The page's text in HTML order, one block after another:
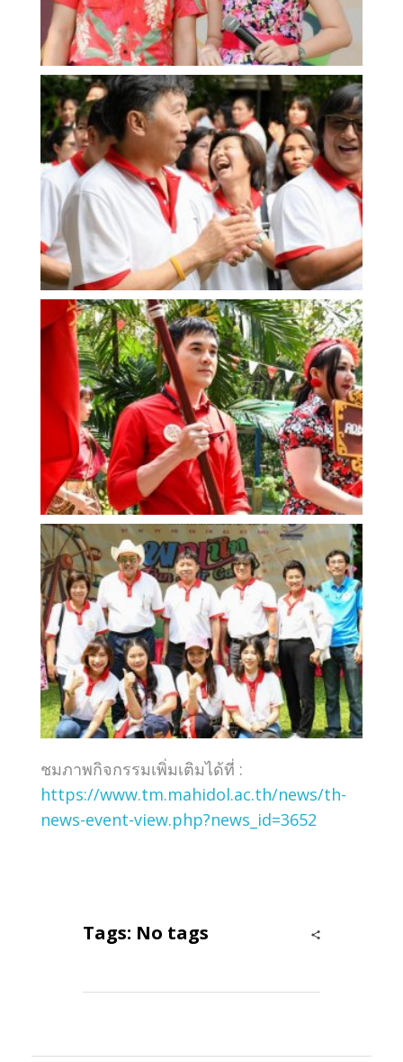
ชมภาพกิจกรรมเพิ่มเติมได้ที่ :
https://www.tm.mahidol.ac.th/news/th-
news-event-view.php?news_id=3652
Tags: No tags